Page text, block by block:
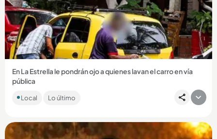
Compartir Noticia
En La Estrella le pondrán ojo a quienes lavan el carro en vía
pública
evitar que los conductores y los establecimientos de lavado
Local Lo último